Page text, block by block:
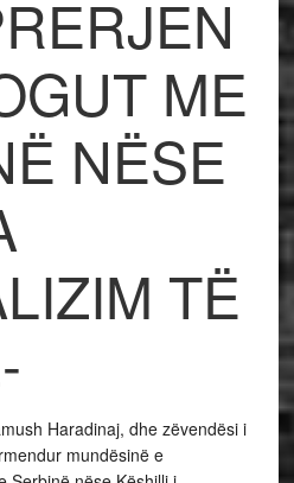
ME
NËSE
TË
Haradinaj, dhe zëvendësi i
mundësinë e